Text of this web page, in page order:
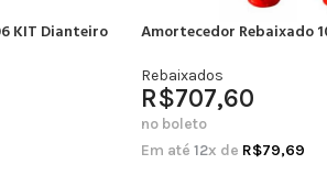
KIT Dianteiro Amortecedor Rebaixado
Rebaixados
R$707,60
no boleto
Em até 12x de R$79,69